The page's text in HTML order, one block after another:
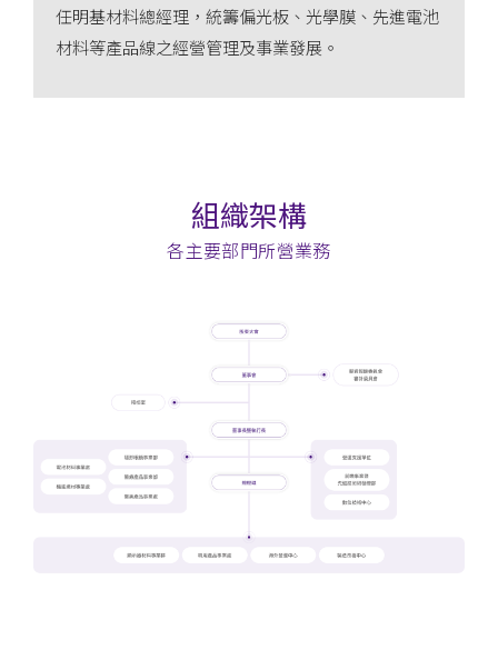
任明基材料總經理，統籌偏光板、光學膜、先進電池
材料等產品線之經營管理及事業發展。
組織架構
各主要部門所營業務